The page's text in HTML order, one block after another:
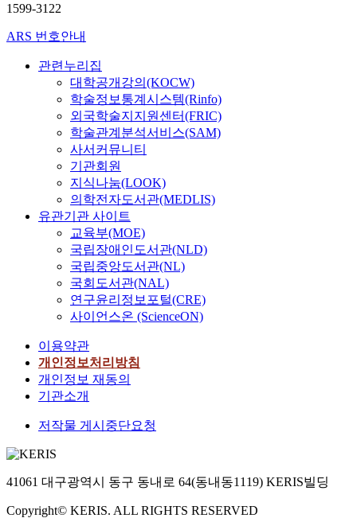
1599-3122
ARS 번호안내
관련누리집
대학공개강의(KOCW)
학술정보통계시스템(Rinfo)
외국학술지지원센터(FRIC)
학술관계분석서비스(SAM)
사서커뮤니티
기관회원
지식나눔(LOOK)
의학전자도서관(MEDLIS)
유관기관 사이트
교육부(MOE)
국립장애인도서관(NLD)
국립중앙도서관(NL)
국회도서관(NAL)
연구윤리정보포털(CRE)
사이언스온 (ScienceON)
이용약관
개인정보처리방침
개인정보 재동의
기관소개
저작물 게시중단요청
41061 대구광역시 동구 동내로 64(동내동1119) KERIS빌딩
Copyright© KERIS. ALL RIGHTS RESERVED